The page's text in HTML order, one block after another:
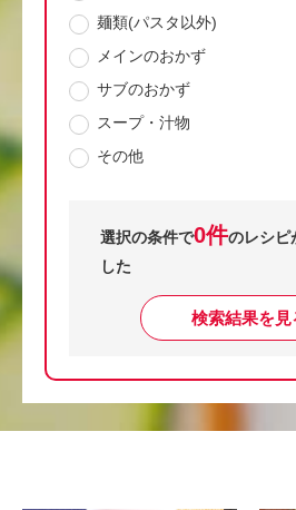
麺類(パスタ以外)
メインのおかず
サブのおかず
スープ・汁物
その他
選択の条件で0件のレシピ
した
検索結果を見